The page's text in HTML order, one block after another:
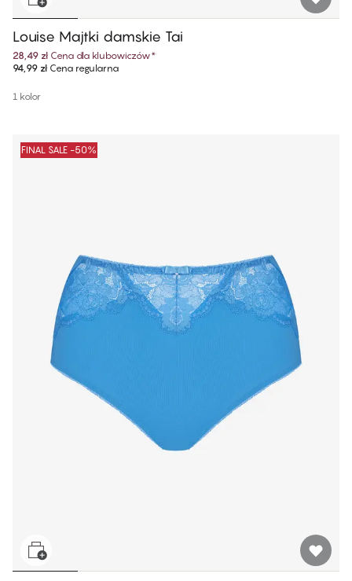
Louise Majtki damskie Tai
28,49 zł Cena dla klubowiczów*
94,99 złCena regularna
1 kolor
FINAL SALE -50%